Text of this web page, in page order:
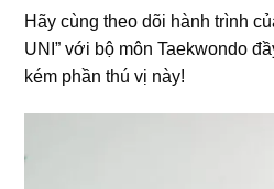
Hãy cùng theo dõi hành trình
UNI” với bộ môn Taekwondo
kém phần thú vị này!